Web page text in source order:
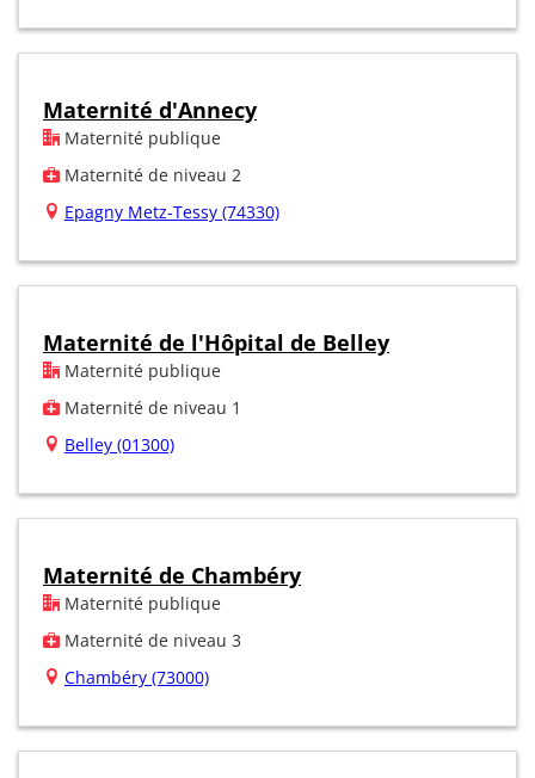
Maternité d'Annecy
Maternité publique
Maternité de niveau 2
Epagny Metz-Tessy (74330)
Maternité de l'Hôpital de Belley
Maternité publique
Maternité de niveau 1
Belley (01300)
Maternité de Chambéry
Maternité publique
Maternité de niveau 3
Chambéry (73000)